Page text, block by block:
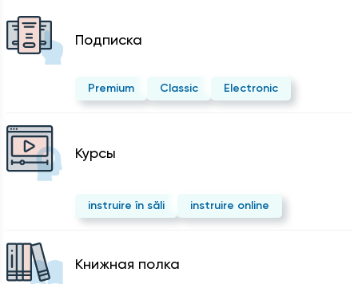
Подписка
Premium Classic Electronic
Курсы
instruire în săli instruire online
Kнижная полка